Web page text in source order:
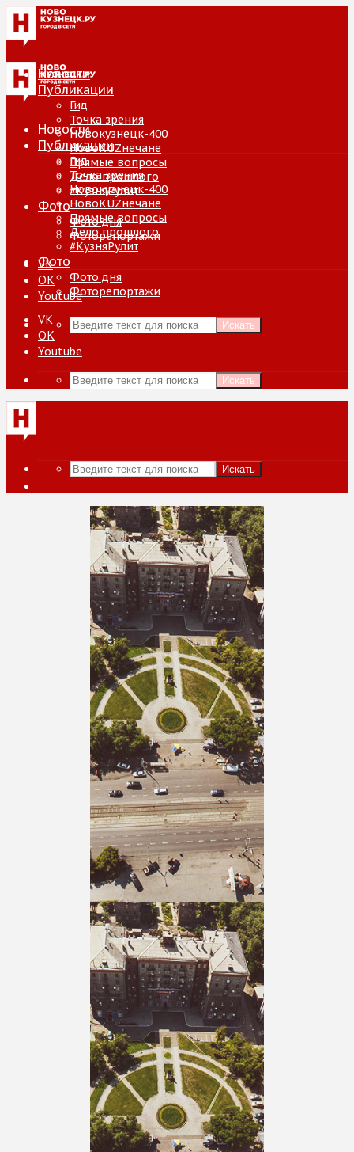
Новости
Публикации
Гид
Точка зрения
Новокузнецк-400
НовоKUZнечане
Прямые вопросы
Дело прошлого
#КузняРулит
Фото
Фото дня
Фоторепортажи
VK
ОК
Youtube
Искать
Новости
Публикации
Гид
Точка зрения
Новокузнецк-400
НовоKUZнечане
Прямые вопросы
Дело прошлого
#КузняРулит
Фото
Фото дня
Фоторепортажи
VK
ОК
Youtube
Искать
Искать